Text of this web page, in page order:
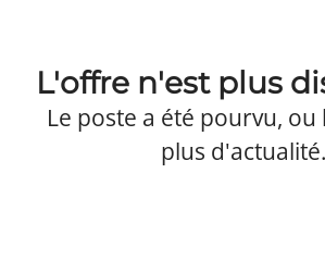
L'offre n'est plus
Le poste a été pourvu,
plus d'actualité.